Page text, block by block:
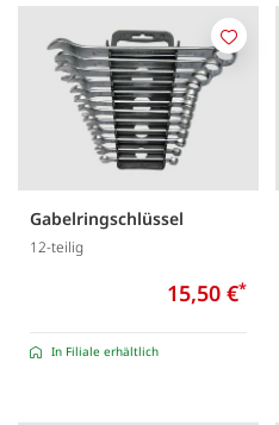
Gabelringschlüssel
12-teilig
15,50 €*
In Filiale erhältlich
Merken